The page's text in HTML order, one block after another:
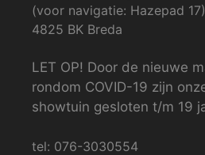
(voor navigatie: Hazepad 17)
4825 BK Breda
LET OP! Door de nieuwe
rondom COVID-19 zijn
showtuin gesloten t/m 19
tel: 076-3030554